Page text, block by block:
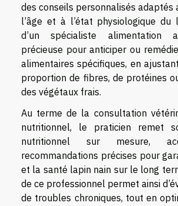
des conseils personnalisés adaptés
l’âge et à l’état physiologique du
d’un spécialiste alimentation
précieuse pour anticiper ou
alimentaires spécifiques, en
proportion de fibres, de protéines
des végétaux frais.
Au terme de la consultation
nutritionnel, le praticien remet
nutritionnel sur mesure,
recommandations précises pour
et la santé lapin nain sur le long
de ce professionnel permet ainsi
de troubles chroniques, tout en